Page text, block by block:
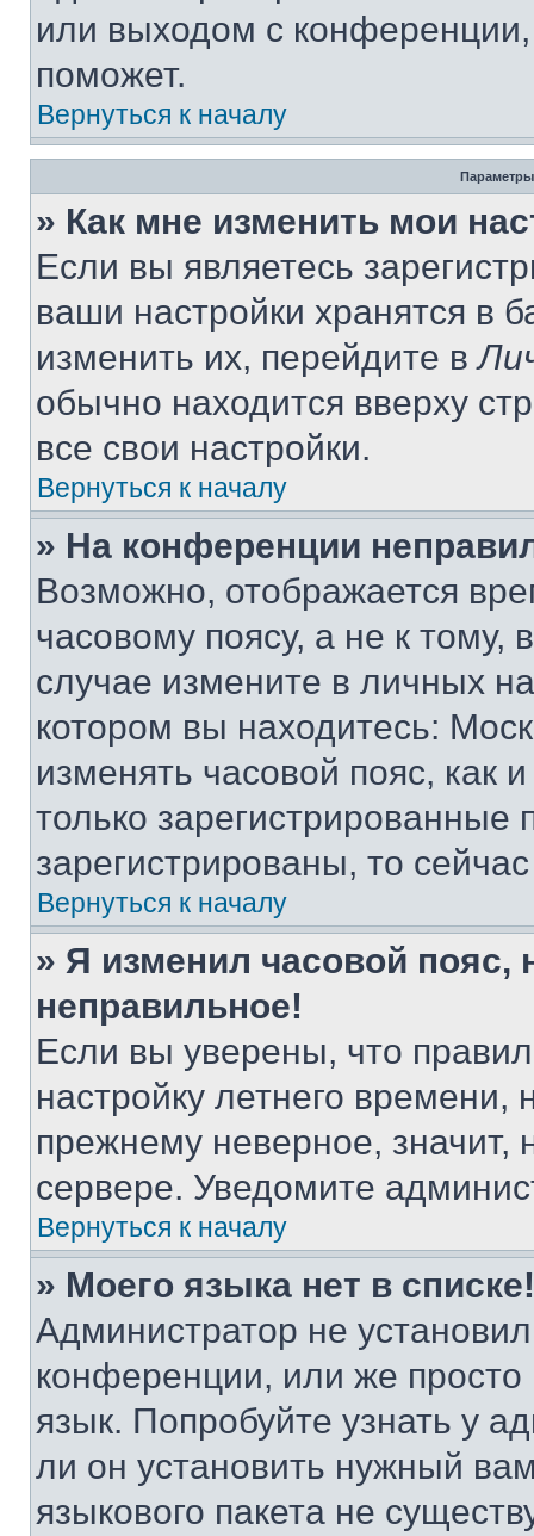
или выходом с
поможет.
Вернуться к началу
Параметры
» Как мне изменить мои
Если вы являетесь
ваши настройки хранятся в
изменить их, перейдите в
обычно находится вверху
все свои настройки.
Вернуться к началу
» На конференции
Возможно, отображается
часовому поясу, а не к тому,
случае измените в личных
котором вы находитесь:
изменять часовой пояс, как
только
зарегистрированы, то
Вернуться к началу
» Я изменил часовой пояс,
неправильное!
Если вы уверены, что
настройку летнего
прежнему неверное, значит,
сервере. Уведомите
Вернуться к началу
» Моего языка нет в списке!
Администратор не
конференции, или же
язык. Попробуйте узнать у
ли он установить нужный
языкового пакета не